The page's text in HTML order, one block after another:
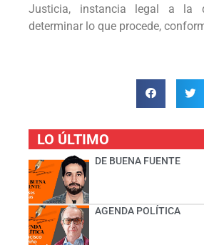
Justicia, instancia legal a la
determinar lo que procede,
LO ÚLTIMO
DE BUENA FUENTE
AGENDA POLÍTICA